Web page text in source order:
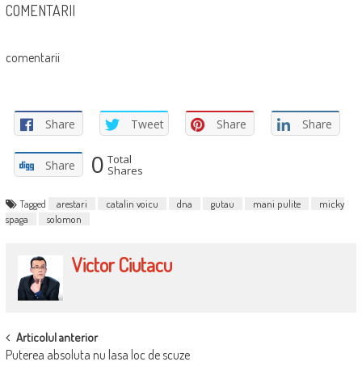
COMENTARII
comentarii
Share Tweet Share Share
Share 0 Total
Shares
Tagged arestari catalin voicu dna gutau mani pulite
micky
spaga
solomon
Victor Ciutacu
POST
Articolul anterior
Puterea absoluta nu lasa loc de scuze